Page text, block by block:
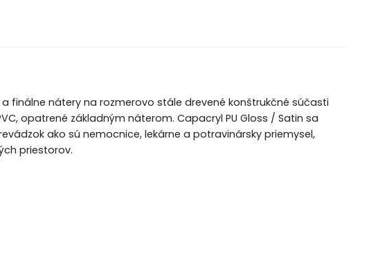
finálne nátery na rozmerovo stále drevené konštrukčné súčasti
opatrené základným náterom. Capacryl PU Gloss / Satin sa
ako sú nemocnice, lekárne a potravinársky priemysel,
priestorov.